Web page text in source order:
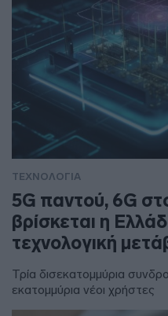
ΤΕΧΝΟΛΟΓΙΑ
5G παντού, 6G
βρίσκεται η
τεχνολογική
Τρία δισεκατομμύρια
εκατομμύρια νέοι χρήστες